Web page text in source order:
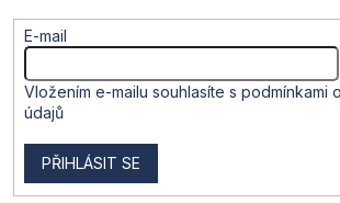
E-mail
Vložením e-mailu souhlasíte s podmínkami
údajů
PŘIHLÁSIT SE